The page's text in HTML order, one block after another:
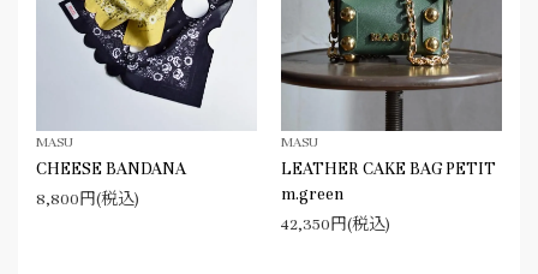
MASU
CHEESE BANDANA
8,800円(税込)
MASU
LEATHER CAKE BAG PETIT
m.green
42,350円(税込)